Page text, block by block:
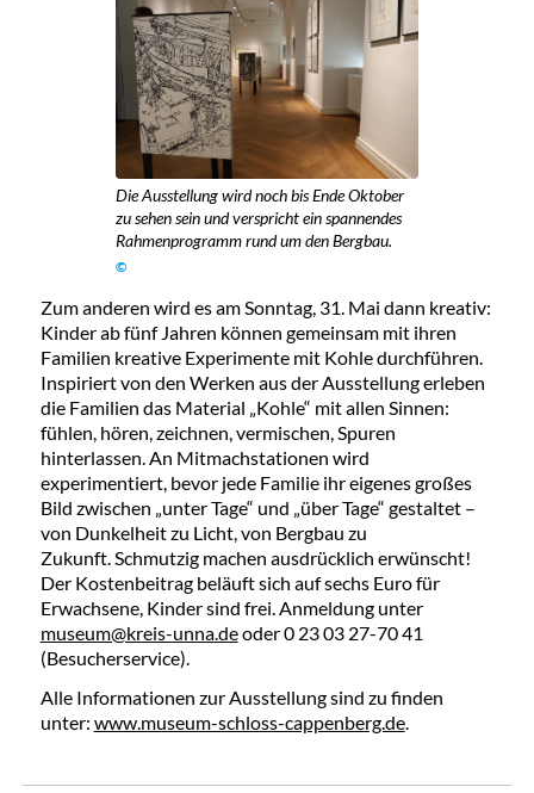
Die Ausstellung wird noch bis Ende Oktober
zu sehen sein und verspricht ein spannendes
Rahmenprogramm rund um den Bergbau.
©
Zum anderen wird es am Sonntag, 31. Mai dann kreativ:
Kinder ab fünf Jahren können gemeinsam mit ihren
Familien kreative Experimente mit Kohle durchführen.
Inspiriert von den Werken aus der Ausstellung erleben
die Familien das Material „Kohle“ mit allen Sinnen:
fühlen, hören, zeichnen, vermischen, Spuren
hinterlassen. An Mitmachstationen wird
experimentiert, bevor jede Familie ihr eigenes großes
Bild zwischen „unter Tage“ und „über Tage“ gestaltet –
von Dunkelheit zu Licht, von Bergbau zu
Zukunft. Schmutzig machen ausdrücklich erwünscht!
Der Kostenbeitrag beläuft sich auf sechs Euro für
Erwachsene, Kinder sind frei. Anmeldung unter
museum@kreis-unna.deoder 0 23 03 27-70 41
(Besucherservice).
Alle Informationen zur Ausstellung sind zu finden
unter: www.museum-schloss-cappenberg.de.